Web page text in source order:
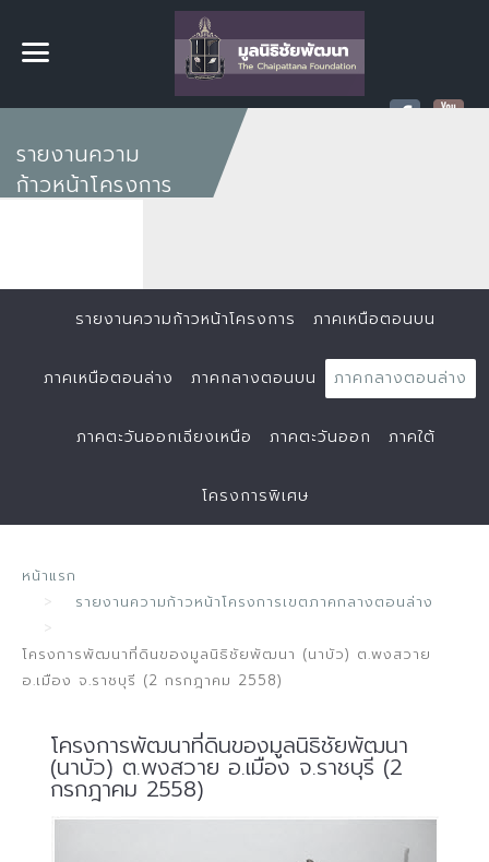
รายงานความ
ก้าวหน้าโครงการ
รายงานความก้าวหน้าโครงการ ภาคเหนือตอนบน
ภาคเหนือตอนล่าง ภาคกลางตอนบน ภาคกลางตอนล่าง
ภาคตะวันออกเฉียงเหนือ ภาคตะวันออก ภาคใต้
โครงการพิเศษ
หน้าแรก
รายงานความก้าวหน้าโครงการเขตภาคกลางตอนล่าง
โครงการพัฒนาที่ดินของมูลนิธิชัยพัฒนา (นาบัว) ต.พงสวาย
อ.เมือง จ.ราชบุรี (2 กรกฎาคม 2558)
โครงการพัฒนาที่ดินของมูลนิธิชัยพัฒนา
(นาบัว) ต.พงสวาย อ.เมือง จ.ราชบุรี (2
กรกฎาคม 2558)